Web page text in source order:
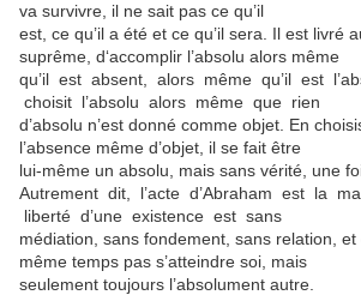
va survivre, il ne sait pas ce qu’il
est, ce qu’il a été et ce qu’il sera. Il est livré
suprême, d‘accomplir l’absolu alors même
qu’il est absent, alors même qu’il est
choisit l’absolu alors même que rien
d’absolu n’est donné comme objet. En
l’absence même d’objet, il se fait être
lui-même un absolu, mais sans vérité, une
Autrement dit, l’acte d’Abraham est la
liberté d’une existence est sans
médiation, sans fondement, sans relation, et
même temps pas s’atteindre soi, mais
seulement toujours l’absolument autre.